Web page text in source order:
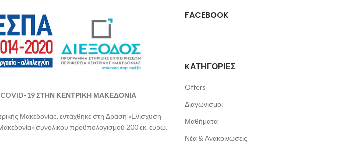
COVID-19 ΣΤΗΝ ΚΕΝΤΡΙΚΗ ΜΑΚΕΔΟΝΙΑ
Μακεδονίας, εντάχθηκε στη Δράση «Ενίσχυση
συνολικού προϋπολογισμού 200 εκ. ευρώ.
FACEBOOK
KΑΤΗΓΟΡΊΕΣ
Offers
Διαγωνισμοί
Μαθήματα
Νέα & Ανακοινώσεις